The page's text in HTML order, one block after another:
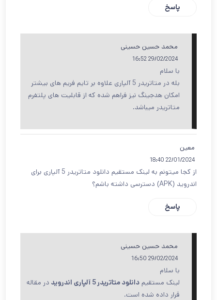
پاسخ
محمد حسین حسینی
29/02/2024 16:52
با سلام
بله در متاتریدر 5 آلپاری علاوه بر تایم فریم های بیشتر
امکان هدجینگ نیز فراهم شده که از قابلیت های پلتفرم
متاتریدر میباشد.
معین
22/01/2024 18:40
از کجا میتونم به لینک مستقیم دانلود متاتریدر 5 آلپاری برای
اندروید (APK) دسترسی داشته باشم؟
پاسخ
محمد حسین حسینی
29/02/2024 16:50
با سلام
لینک مستقیم دانلود متاتریدر 5 آلپاری اندروید
در مقاله
قرار داده شده است.